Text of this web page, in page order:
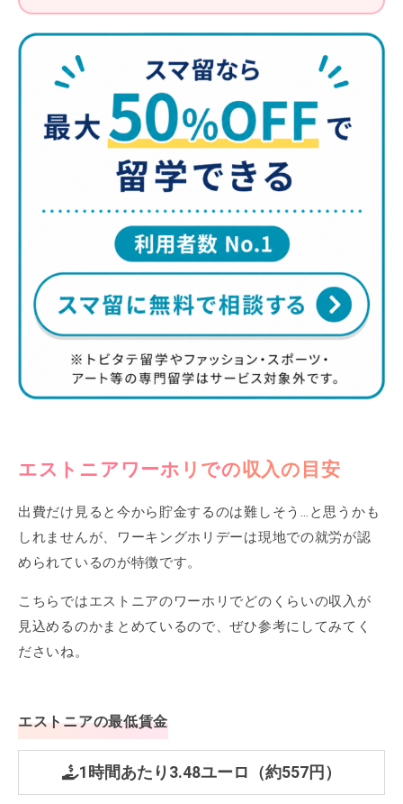
エストニアワーホリでの収入の目安
出費だけ見ると今から貯金するのは難しそう…と思うかも
しれませんが、ワーキングホリデーは現地での就労が認
められているのが特徴です。
こちらではエストニアのワーホリでどのくらいの収入が
見込めるのかまとめているので、ぜひ参考にしてみてく
ださいね。
エストニアの最低賃金
1時間あたり3.48ユーロ（約557円）